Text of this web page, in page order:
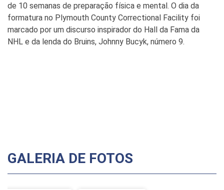
de 10 semanas de preparação física e mental. O dia da
formatura no Plymouth County Correctional Facility foi
marcado por um discurso inspirador do Hall da Fama da
NHL e da lenda do Bruins, Johnny Bucyk, número 9.
GALERIA DE FOTOS